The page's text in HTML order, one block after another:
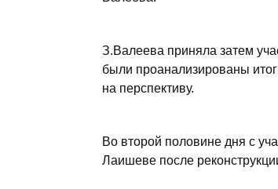
З.Валеева приняла затем
были проанализированы
на перспективу.
Во второй половине дня с
Лаишеве после